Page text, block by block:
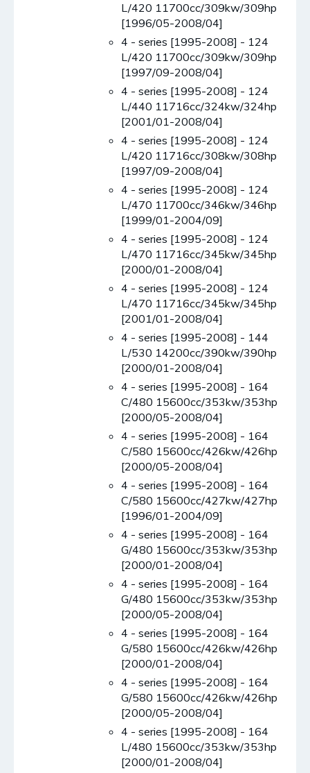
L/420 11700cc/309kw/309hp
[1996/05-2008/04]
4 - series [1995-2008] - 124
L/420 11700cc/309kw/309hp
[1997/09-2008/04]
4 - series [1995-2008] - 124
L/440 11716cc/324kw/324hp
[2001/01-2008/04]
4 - series [1995-2008] - 124
L/420 11716cc/308kw/308hp
[1997/09-2008/04]
4 - series [1995-2008] - 124
L/470 11700cc/346kw/346hp
[1999/01-2004/09]
4 - series [1995-2008] - 124
L/470 11716cc/345kw/345hp
[2000/01-2008/04]
4 - series [1995-2008] - 124
L/470 11716cc/345kw/345hp
[2001/01-2008/04]
4 - series [1995-2008] - 144
L/530 14200cc/390kw/390hp
[2000/01-2008/04]
4 - series [1995-2008] - 164
C/480 15600cc/353kw/353hp
[2000/05-2008/04]
4 - series [1995-2008] - 164
C/580 15600cc/426kw/426hp
[2000/05-2008/04]
4 - series [1995-2008] - 164
C/580 15600cc/427kw/427hp
[1996/01-2004/09]
4 - series [1995-2008] - 164
G/480 15600cc/353kw/353hp
[2000/01-2008/04]
4 - series [1995-2008] - 164
G/480 15600cc/353kw/353hp
[2000/05-2008/04]
4 - series [1995-2008] - 164
G/580 15600cc/426kw/426hp
[2000/01-2008/04]
4 - series [1995-2008] - 164
G/580 15600cc/426kw/426hp
[2000/05-2008/04]
4 - series [1995-2008] - 164
L/480 15600cc/353kw/353hp
[2000/01-2008/04]